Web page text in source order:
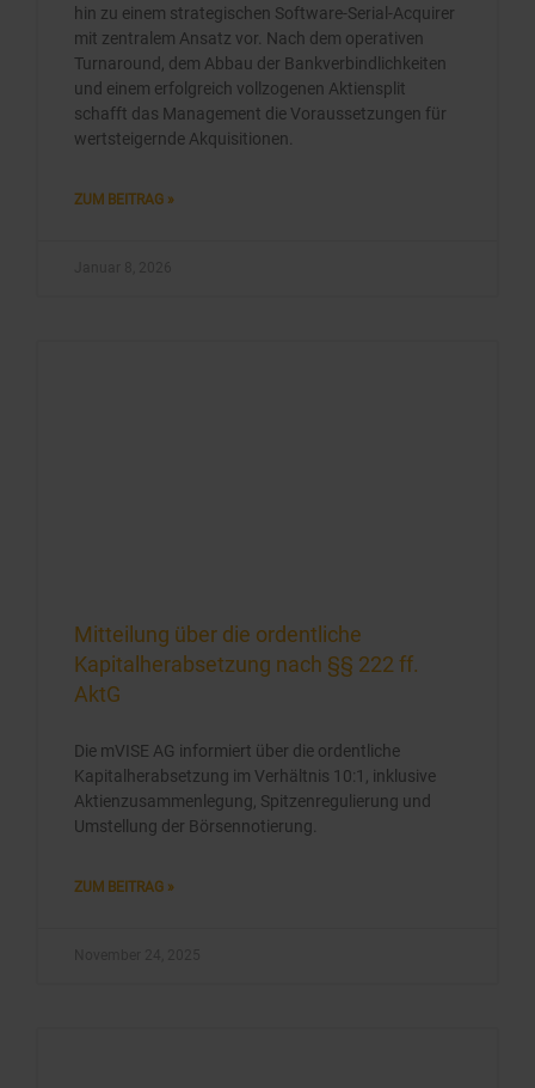
hin zu einem strategischen Software-Serial-Acquirer
mit zentralem Ansatz vor. Nach dem operativen
Turnaround, dem Abbau der Bankverbindlichkeiten
und einem erfolgreich vollzogenen Aktiensplit
schafft das Management die Voraussetzungen für
wertsteigernde Akquisitionen.
ZUM BEITRAG »
Mitteilung über die ordentliche
Kapitalherabsetzung nach §§ 222 ff.
AktG
Die mVISE AG informiert über die ordentliche
Kapitalherabsetzung im Verhältnis 10:1, inklusive
Aktienzusammenlegung, Spitzenregulierung und
Umstellung der Börsennotierung.
ZUM BEITRAG »